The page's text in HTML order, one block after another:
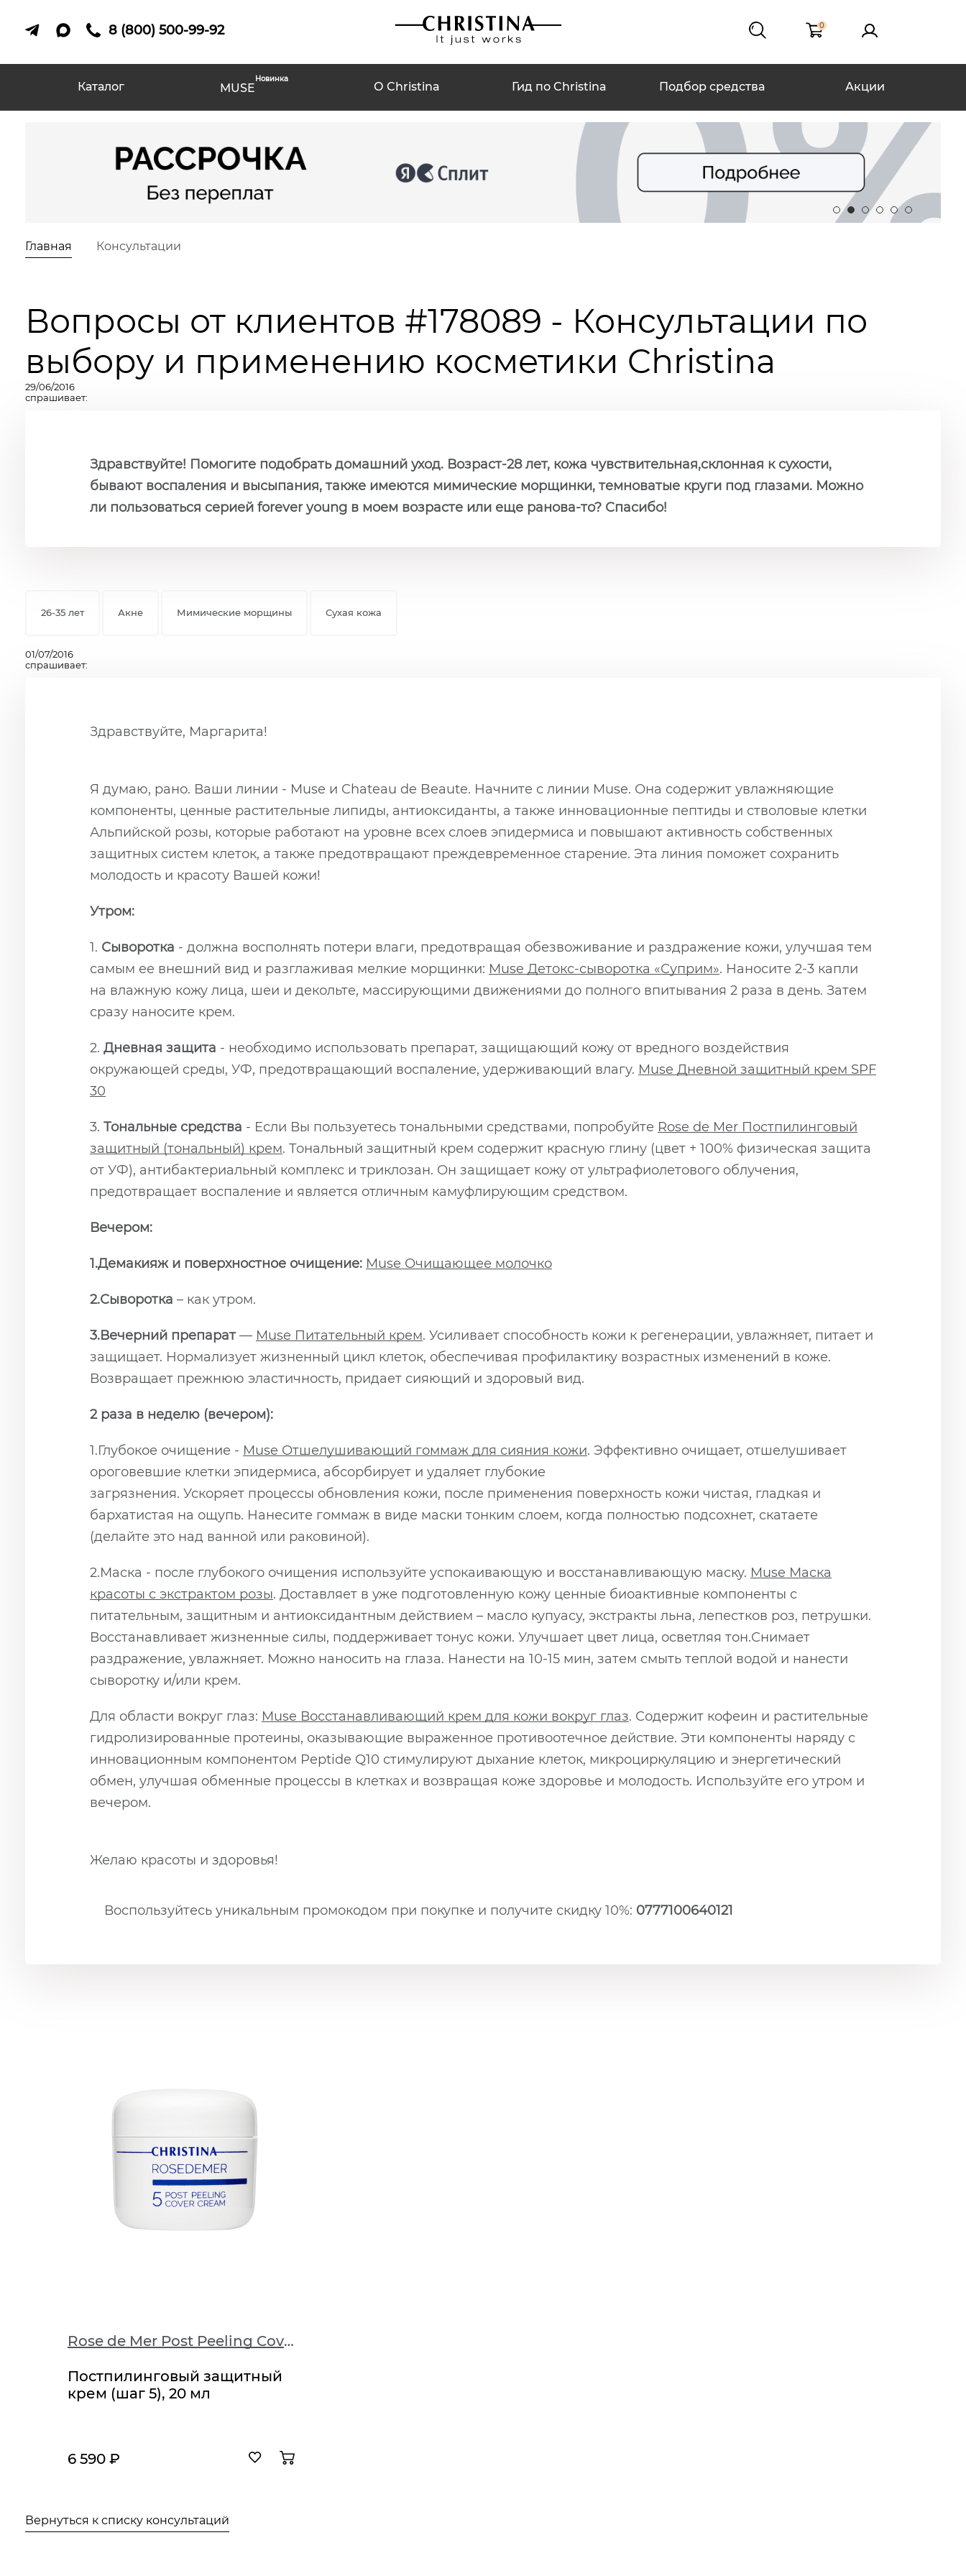
8 (800) 500-99-92 0
Каталог MUSE
Новинка
О Christina Гид по Christina Подбор средства Акции
Главная Консультации
Вопросы от клиентов #178089 - Консультации по
выбору и применению косметики Christina
29/06/2016
спрашивает:
Здравствуйте! Помогите подобрать домашний уход. Возраст-28 лет, кожа чувствительная,склонная к сухости,
бывают воспаления и высыпания, также имеются мимические морщинки, темноватые круги под глазами. Можно
ли пользоваться серией forever young в моем возрасте или еще ранова-то? Спасибо!
26-35 лет Акне Мимические морщины Сухая кожа
01/07/2016
спрашивает:
Здравствуйте, Маргарита!
Я думаю, рано. Ваши линии - Muse и Chateau de Beaute. Начните с линии Muse. Она содержит увлажняющие
компоненты, ценные растительные липиды, антиоксиданты, а также инновационные пептиды и стволовые клетки
Альпийской розы, которые работают на уровне всех слоев эпидермиса и повышают активность собственных
защитных систем клеток, а также предотвращают преждевременное старение. Эта линия поможет сохранить
молодость и красоту Вашей кожи!
Утром:
1. Сыворотка - должна восполнять потери влаги, предотвращая обезвоживание и раздражение кожи, улучшая тем
самым ее внешний вид и разглаживая мелкие морщинки: Muse Детокс-сыворотка «Суприм». Наносите 2-3 капли
на влажную кожу лица, шеи и декольте, массирующими движениями до полного впитывания 2 раза в день. Затем
сразу наносите крем.
2. Дневная защита - необходимо использовать препарат, защищающий кожу от вредного воздействия
окружающей среды, УФ, предотвращающий воспаление, удерживающий влагу. Muse Дневной защитный крем SPF
30
3. Тональные средства - Если Вы пользуетесь тональными средствами, попробуйте Rose de Mer Постпилинговый
защитный (тональный) крем. Тональный защитный крем содержит красную глину (цвет + 100% физическая защита
от УФ), антибактериальный комплекс и триклозан. Он защищает кожу от ультрафиолетового облучения,
предотвращает воспаление и является отличным камуфлирующим средством.
Вечером:
1.Демакияж и поверхностное очищение: Muse Очищающее молочко
2.Сыворотка – как утром.
3.Вечерний препарат— Muse Питательный крем. Усиливает способность кожи к регенерации, увлажняет, питает и
защищает. Нормализует жизненный цикл клеток, обеспечивая профилактику возрастных изменений в коже.
Возвращает прежнюю эластичность, придает сияющий и здоровый вид.
2 раза в неделю (вечером):
1.Глубокое очищение - Muse Отшелушивающий гоммаж для сияния кожи. Эффективно очищает, отшелушивает
ороговевшие клетки эпидермиса, абсорбирует и удаляет глубокие
загрязнения. Ускоряет процессы обновления кожи, после применения поверхность кожи чистая, гладкая и
бархатистая на ощупь. Нанесите гоммаж в виде маски тонким слоем, когда полностью подсохнет, скатаете
(делайте это над ванной или раковиной).
2.Маска - после глубокого очищения используйте успокаивающую и восстанавливающую маску. Muse Маска
красоты с экстрактом розы. Доставляет в уже подготовленную кожу ценные биоактивные компоненты с
питательным, защитным и антиоксидантным действием – масло купуасу, экстракты льна, лепестков роз, петрушки.
Восстанавливает жизненные силы, поддерживает тонус кожи. Улучшает цвет лица, осветляя тон.Снимает
раздражение, увлажняет. Можно наносить на глаза. Нанести на 10-15 мин, затем смыть теплой водой и нанести
сыворотку и/или крем.
Для области вокруг глаз: Muse Восстанавливающий крем для кожи вокруг глаз. Содержит кофеин и растительные
гидролизированные протеины, оказывающие выраженное противоотечное действие. Эти компоненты наряду с
инновационным компонентом Peptide Q10 стимулируют дыхание клеток, микроциркуляцию и энергетический
обмен, улучшая обменные процессы в клетках и возвращая коже здоровье и молодость. Используйте его утром и
вечером.
Желаю красоты и здоровья!
Воспользуйтесь уникальным промокодом при покупке и получите скидку 10%: 0777100640121
Rose de Mer Post Peeling Cover Cream
Постпилинговый защитный
крем (шаг 5), 20 мл
6 590 ₽
Вернуться к списку консультаций